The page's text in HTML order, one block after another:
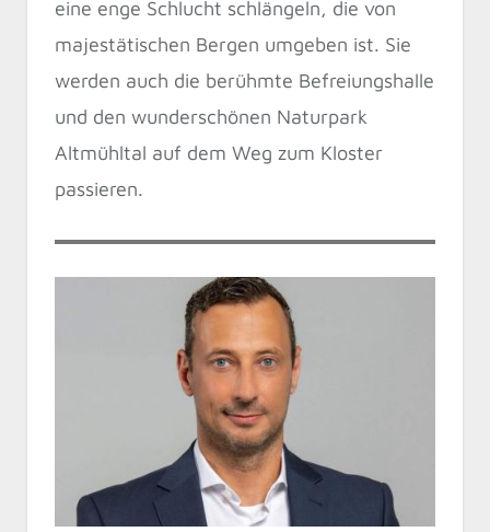
eine enge Schlucht schlängeln, die von
majestätischen Bergen umgeben ist. Sie
werden auch die berühmte Befreiungshalle
und den wunderschönen Naturpark
Altmühltal auf dem Weg zum Kloster
passieren.